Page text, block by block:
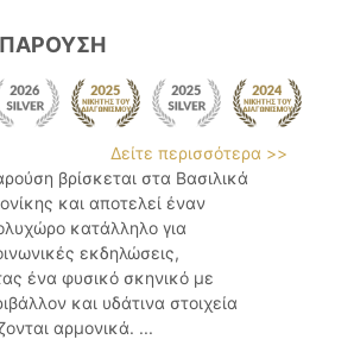
Δείτε περισσότερα >>
βρίσκεται στα Βασιλικά
και αποτελεί έναν
κατάλληλο για
εκδηλώσεις,
ένα φυσικό σκηνικό με
και υδάτινα στοιχεία
αρμονικά. ...